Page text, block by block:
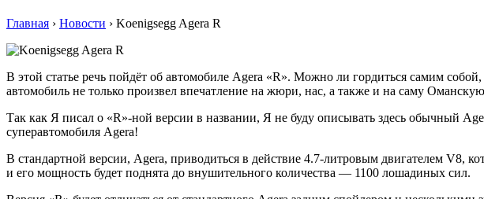
Главная › Новости › Koenigsegg Agera R
В этой статье речь пойдёт об автомобиле Agera «R». Можно ли гордиться самим
автомобиль не только произвел впечатление на жюри, нас, а также и на саму
Так как Я писал о «R»-ной версии в названии, Я не буду описывать здесь обычный
суперавтомобиля Agera!
В стандартной версии, Agera, приводиться в действие 4.7-литровым двигателем V8,
и его мощность будет поднята до внушительного количества — 1100 лошадиных сил.